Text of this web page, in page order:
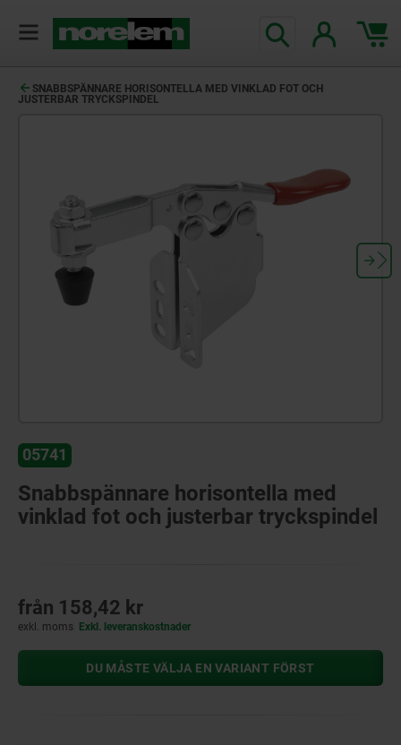
SNABBSPÄNNARE HORISONTELLA MED VINKLAD FOT OCH
JUSTERBAR TRYCKSPINDEL
05741
Snabbspännare horisontella med
vinklad fot och justerbar tryckspindel
från 158,42 kr
exkl. moms Exkl. leveranskostnader
DU MÅSTE VÄLJA EN VARIANT FÖRST